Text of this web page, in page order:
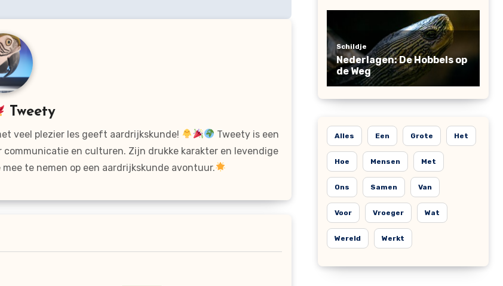
Tweety
veel plezier les geeft aardrijkskunde!
Tweety is een
en culturen. Zijn drukke karakter en levendige
te nemen op een aardrijkskunde avontuur.
Alles Een Grote Het
Hoe Mensen Met
Ons Samen Van
Voor Vroeger Wat
Wereld Werkt